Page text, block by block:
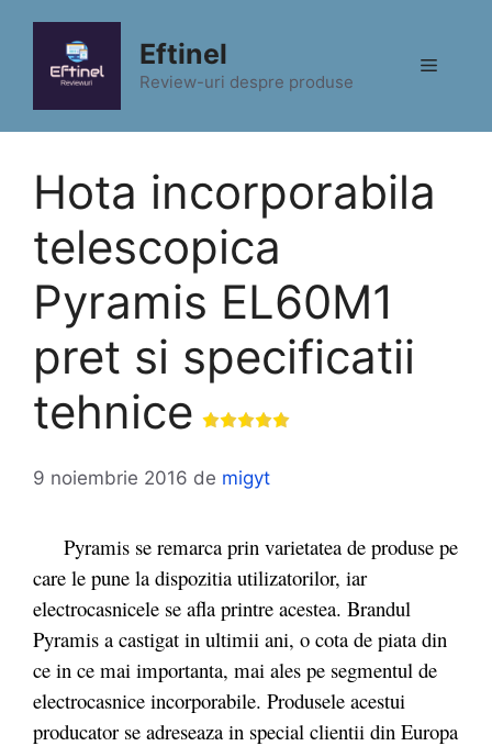
conținut
Eftinel
Review-uri despre produse
Meniu
Hota incorporabila
telescopica
Pyramis EL60M1
pret si specificatii
tehnice
9 noiembrie 2016 de migyt
Pyramis se remarca prin varietatea de produse pe
care le pune la dispozitia utilizatorilor, iar
electrocasnicele se afla printre acestea. Brandul
Pyramis a castigat in ultimii ani, o cota de piata din
ce in ce mai importanta, mai ales pe segmentul de
electrocasnice incorporabile. Produsele acestui
producator se adreseaza in special clientii din Europa